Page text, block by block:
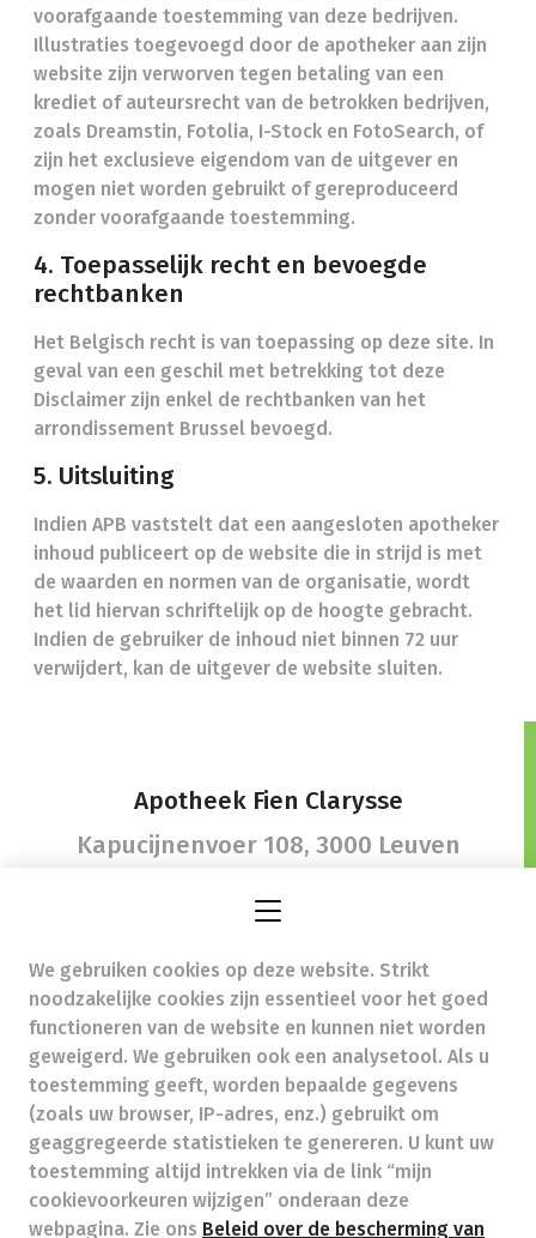
voorafgaande toestemming van deze bedrijven.
Illustraties toegevoegd door de apotheker aan zijn
website zijn verworven tegen betaling van een
krediet of auteursrecht van de betrokken bedrijven,
zoals Dreamstin, Fotolia, I-Stock en FotoSearch, of
zijn het exclusieve eigendom van de uitgever en
mogen niet worden gebruikt of gereproduceerd
zonder voorafgaande toestemming.
4. Toepasselijk recht en bevoegde
rechtbanken
Het Belgisch recht is van toepassing op deze site. In
geval van een geschil met betrekking tot deze
Disclaimer zijn enkel de rechtbanken van het
arrondissement Brussel bevoegd.
5. Uitsluiting
Indien APB vaststelt dat een aangesloten apotheker
inhoud publiceert op de website die in strijd is met
de waarden en normen van de organisatie, wordt
het lid hiervan schriftelijk op de hoogte gebracht.
Indien de gebruiker de inhoud niet binnen 72 uur
verwijdert, kan de uitgever de website sluiten.
Apotheek Fien Clarysse
Kapucijnenvoer 108, 3000 Leuven
apotheekfienclarysse@proximus.be -
Ondernemingsnummer (BTW nr.) (BE)0436363705
Beroepstitel: Apotheker werkzaam in België
Beroepsvereniging: Algemene Pharmaceutische
Bond autorisatienummer FAGG 246311
Valt onder toezicht van de Orde der Apothekers,
02/537.42.67, Henri Jasparlaan 94 1060 Brussel
Deontologie:
Code van de farmaceutische plichtenleer
Tarieven terugbetaalde zorg
We gebruiken cookies op deze website. Strikt
noodzakelijke cookies zijn essentieel voor het goed
functioneren van de website en kunnen niet worden
geweigerd. We gebruiken ook een analysetool. Als u
toestemming geeft, worden bepaalde gegevens
(zoals uw browser, IP-adres, enz.) gebruikt om
geaggregeerde statistieken te genereren. U kunt uw
toestemming altijd intrekken via de link “mijn
cookievoorkeuren wijzigen” onderaan deze
webpagina. Zie ons Beleid over de bescherming van